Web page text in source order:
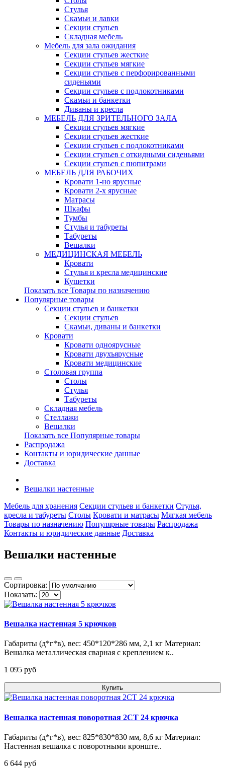
Стулья
Скамьи и лавки
Секции стульев
Складная мебель
Мебель для зала ожидания
Секции стульев жесткие
Секции стульев мягкие
Секции стульев с перфорированными
сиденьями
Секции стульев с подлокотниками
Скамьи и банкетки
Диваны и кресла
МЕБЕЛЬ ДЛЯ ЗРИТЕЛЬНОГО ЗАЛА
Секции стульев мягкие
Секции стульев жесткие
Секции стульев с подлокотниками
Секции стульев с откидными сиденьями
Секции стульев с пюпитрами
МЕБЕЛЬ ДЛЯ РАБОЧИХ
Кровати 1-но ярусные
Кровати 2-х ярусные
Матрасы
Шкафы
Тумбы
Стулья и табуреты
Табуреты
Вешалки
МЕДИЦИНСКАЯ МЕБЕЛЬ
Кровати
Стулья и кресла медицинские
Кушетки
Показать все Товары по назначению
Популярные товары
Секции стульев и банкетки
Секции стульев
Скамьи, диваны и банкетки
Кровати
Кровати одноярусные
Кровати двухъярусные
Кровати медицинские
Столовая группа
Столы
Стулья
Табуреты
Складная мебель
Стеллажи
Вешалки
Показать все Популярные товары
Распродажа
Контакты и юридические данные
Доставка
Вешалки настенные
Мебель для хранения Секции стульев и банкетки Стулья,
кресла и табуреты Столы Кровати и матрасы Мягкая мебель
Товары по назначению Популярные товары Распродажа
Контакты и юридические данные Доставка
Вешалки настенные
Сортировка:
Показать:
Вешалка настенная 5 крючков
Габариты (д*г*в), вес: 450*120*286 мм, 2,1 кг Материал:
Вешалка металлическая сварная с креплением к..
1 095 pуб
Купить
Вешалка настенная поворотная 2СТ 24 крючка
Габариты (д*г*в), вес: 825*830*830 мм, 8,6 кг Материал:
Настенная вешалка с поворотными кронште..
6 644 pуб